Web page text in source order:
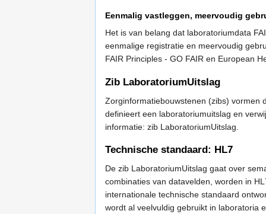
Eenmalig vastleggen, meervoudig
Het is van belang dat laboratoriumdata
eenmalige registratie en meervoudig
FAIR Principles - GO FAIR en European
Zib LaboratoriumUitslag
Zorginformatiebouwstenen (zibs) vormen
definieert een laboratoriumuitslag en
informatie: zib LaboratoriumUitslag.
Technische standaard: HL7
De zib LaboratoriumUitslag gaat over
combinaties van datavelden, worden in
internationale technische standaard
wordt al veelvuldig gebruikt in laboratoria